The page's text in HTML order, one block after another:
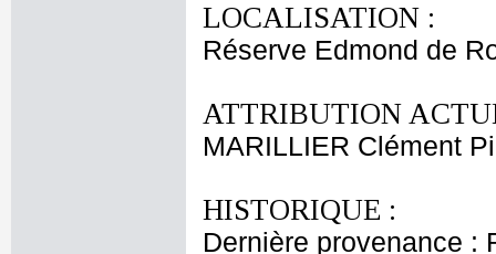
LOCALISATION :
Réserve Edmond de
ATTRIBUTION
MARILLIER Clément
HISTORIQUE :
Dernière provenance :